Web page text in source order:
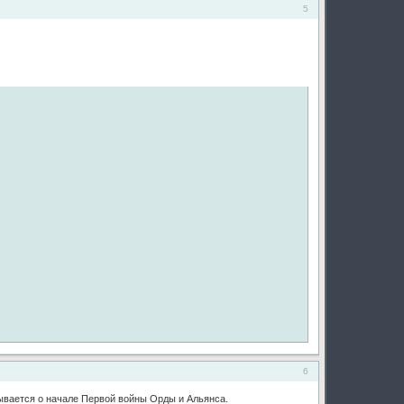
5
6
о начале Первой войны Орды и Альянса.